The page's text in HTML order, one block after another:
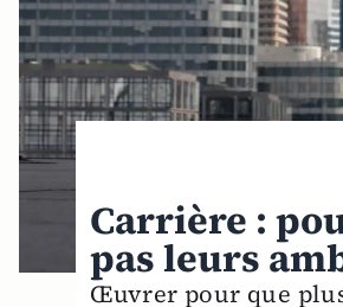
Carrière :
pas leurs
Œuvrer pour que